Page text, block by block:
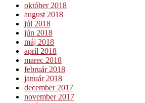
október 2018
august 2018
júl 2018
jún 2018
máj 2018
apríl 2018
marec 2018
február 2018
január 2018
december 2017
november 2017